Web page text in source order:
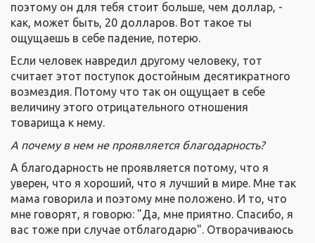
поэтому он для тебя стоит больше, чем доллар, -
как, может быть, 20 долларов. Вот такое ты
ощущаешь в себе падение, потерю.
Если человек навредил другому человеку, тот
считает этот поступок достойным десятикратного
возмездия. Потому что так он ощущает в себе
величину этого отрицательного отношения
товарища к нему.
А почему в нем не проявляется благодарность?
А благодарность не проявляется потому, что я
уверен, что я хороший, что я лучший в мире. Мне так
мама говорила и поэтому мне положено. И то, что
мне говорят, я говорю: "Да, мне приятно. Спасибо, я
вас тоже при случае отблагодарю". Отворачиваюсь